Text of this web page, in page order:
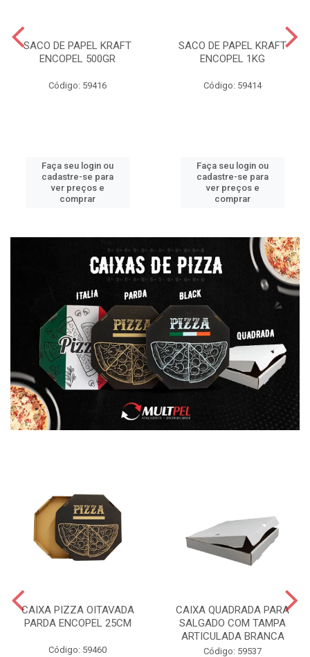
SACO DE PAPEL KRAFT
ENCOPEL 500GR
Código: 59416
Faça seu login ou
cadastre-se para
ver preços e
comprar
SACO DE PAPEL KRAFT
ENCOPEL 1KG
Código: 59414
Faça seu login ou
cadastre-se para
ver preços e
comprar
CAIXA PIZZA OITAVADA
PARDA ENCOPEL 25CM
Código: 59460
CAIXA QUADRADA PARA
SALGADO COM TAMPA
ARTICULADA BRANCA
Código: 59537